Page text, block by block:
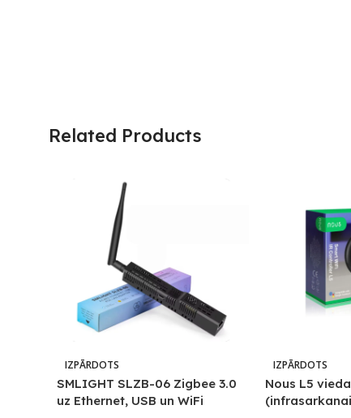
Related Products
IZPĀRDOTS
SMLIGHT SLZB-06 Zigbee 3.0
uz Ethernet, USB un WiFi
IZPĀRDOTS
Nous L5